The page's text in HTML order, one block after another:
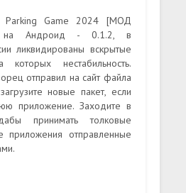
Parking Game 2024 [МОД
на Андроид - 0.1.2, в
ликвидированы вскрытые
которых нестабильность.
отправил на сайт файла
новые пакет, если
приложение. Заходите в
принимать толковые
приложения отправленные